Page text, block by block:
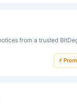
from a trusted
⚡